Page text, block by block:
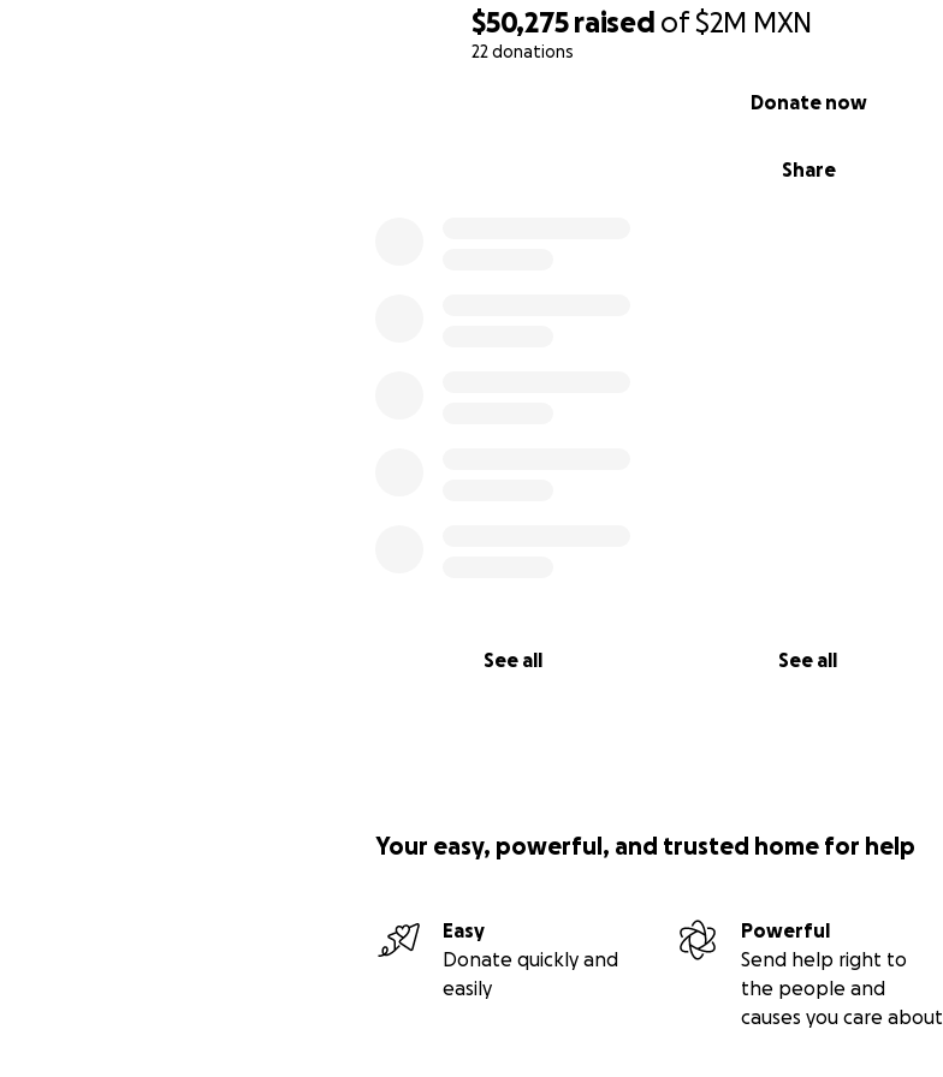
$50,275 raised of$2M MXN
22 donations
Share
Donate now
See all See all
Your easy, powerful, and trusted home for help
Easy
Donate quickly and
easily
Powerful
Send help right to
the people and
causes you care about